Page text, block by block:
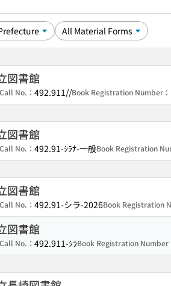
図書館
Call No.： 492.911//Book Registration Number：
図書館
Call No.： 492.91-ｼﾗﾅ-一般Book Registration
図書館
Call No.： 492.91-シラ-2026Book Registration
図書館
Call No.： 492.911-ｼﾗBook Registration Number